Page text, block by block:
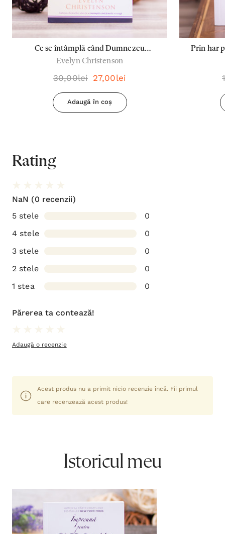
Ce se întâmplă când Dumnezeu
răspunde la rugăciune
Evelyn Christenson
30,00lei 27,00lei
Adaugă în coș
Prin har
Rating
NaN (0 recenzii)
5 stele
0
4 stele
0
3 stele
0
2 stele
0
1 stea
0
Părerea ta contează!
Adaugă o recenzie
Acest produs nu a primit nicio recenzie încă. Fii primul
care recenzează acest produs!
Istoricul meu